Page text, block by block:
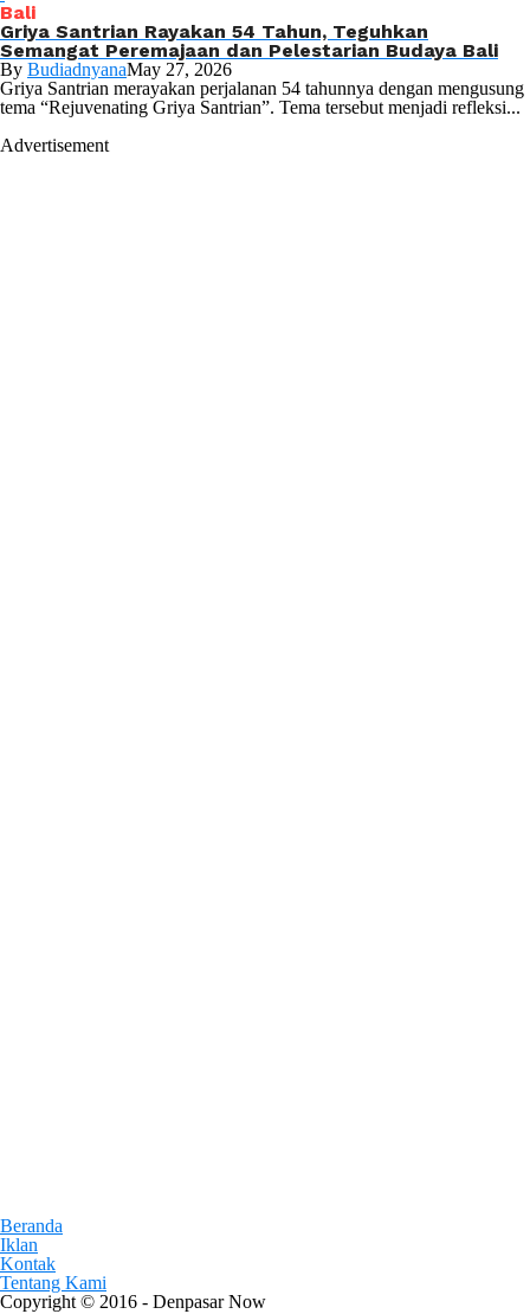
Bali
Griya Santrian Rayakan 54 Tahun, Teguhkan
Semangat Peremajaan dan Pelestarian Budaya Bali
By BudiadnyanaMay 27, 2026
Griya Santrian merayakan perjalanan 54 tahunnya dengan mengusung
tema “Rejuvenating Griya Santrian”. Tema tersebut menjadi refleksi...
Advertisement
Beranda
Iklan
Kontak
Tentang Kami
Copyright © 2016 - Denpasar Now